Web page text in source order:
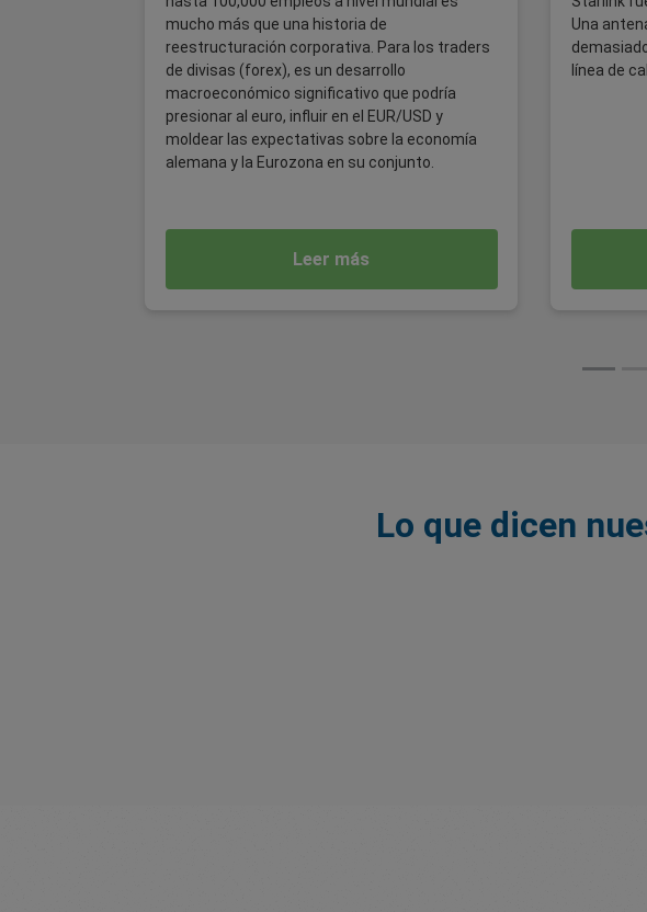
mucho más que una historia de
reestructuración corporativa. Para los traders
de divisas (forex), es un desarrollo
macroeconómico significativo que podría
presionar al euro, influir en el EUR/USD y
moldear las expectativas sobre la economía
alemana y la Eurozona en su conjunto.
Leer más
Una
línea de
Lo que dicen